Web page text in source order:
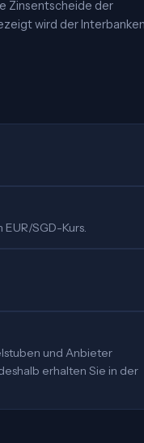
Zinsentscheide der
wird der
SGD-Kurs.
und Anbieter
erhalten Sie in der